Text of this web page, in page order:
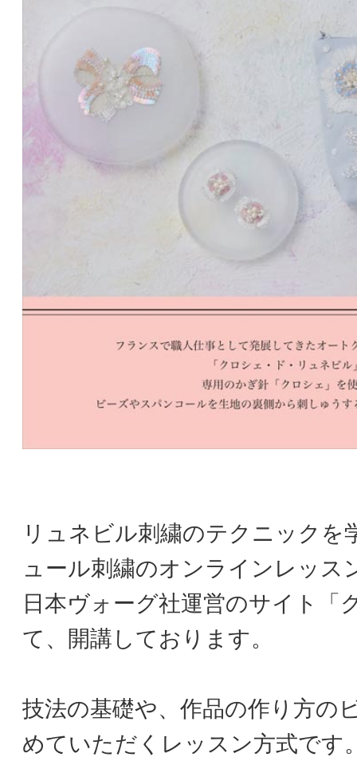
リュネビル刺繍のテクニックを
ュール刺繍のオンラインレッス
日本ヴォーグ社運営のサイト「
て、開講しております。
技法の基礎や、作品の作り方の
めていただくレッスン方式です